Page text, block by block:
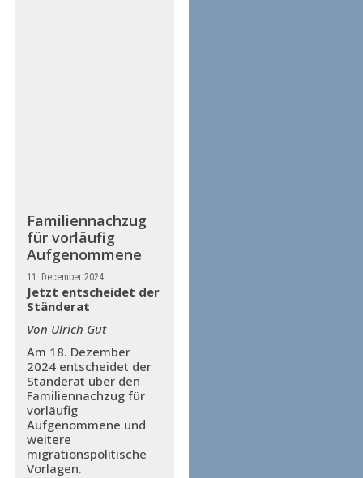
Familiennachzug
für vorläufig
Aufgenommene
11. December 2024
Jetzt entscheidet der
Ständerat
Von Ulrich Gut
Am 18. Dezember
2024 entscheidet der
Ständerat über den
Familiennachzug für
vorläufig
Aufgenommene und
weitere
migrationspolitische
Vorlagen.